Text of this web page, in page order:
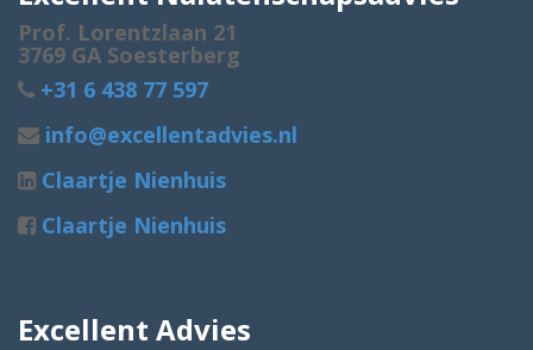
Prof. Lorentzlaan 21
3769 GA Soesterberg
+31 6 438 77 597
info@excellentadvies.nl
Claartje Nienhuis
Claartje Nienhuis
Excellent Advies